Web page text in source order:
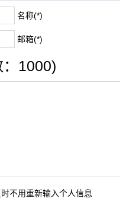
名称(*)
邮箱(*)
1000)
不用重新输入个人信息